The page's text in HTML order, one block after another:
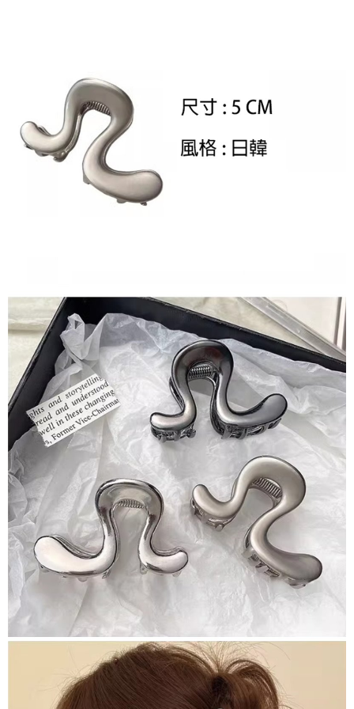
pesanan ditubuhkan, akan secara automatik dialihkan ke proses
transaksi Gogo, selepas pengesahan nombor telefon, pilih bilangan
ansuran yang diingini, tarikh akhir pembayaran, dan setelah
mengesahkan pembayaran, transaksi akan selesai.
3. Jumlah kelulusan sebenar, bilangan ansuran dan jumlah bayaran
adalah berdasarkan halaman pengesahan transaksi seterusnya.
4. Dalam masa 30 minit selepas pesanan ditubuhkan, jika tidak pergi
untuk mengesahkan transaksi atau jika tidak lulus semakan, pesanan
akan dibatalkan secara automatik. Jika terdapat situasi "pindah untuk
semakan khusus" yang tidak lulus, ini menunjukkan bahawa sistem
"Pembayaran Ansuran Gogo" akan menghantar SMS peringatan
pembayaran selepas tarikh penyelesaian bulanan.
2. Melalui pautan SMS untuk membuka bil, anda boleh memilih untuk
membayar melalui "Kod bar kedai serbaneka / Kedai rasmi Taiwan
Mobile / Pemindahan bank / Pembayaran J街口 / iPASS MONEY" dan
saluran lain.
【Nota Penting】
1. Perkhidmatan ini disediakan oleh "Taiwan Mobile Co., Ltd." untuk
membolehkan pengguna membeli produk atau perkhidmatan melalui
perkhidmatan ini semasa transaksi, dan kedai akan menyerahkan hak
tuntutan harga jual/beli ansuran kepada syarikat ini untuk membayar bil
menggunakan bil syarikat ini.
2. Berdasarkan tujuan kontrak persetujuan pembayaran menggunakan
"Pembayaran Ansuran Gogo", kedai akan memberikan maklumat peribadi
anda (termasuk nama, telefon atau alamat) kepada Taiwan Mobile untuk
pengumpulan, pemprosesan dan penggunaan, untuk pengesahan,
semakan dan pembetulan data yang diperlukan untuk bil ansuran oleh
Taiwan Mobile.
3. Sila baca syarat perkhidmatan pengguna secara lengkap melalui
pautan berikut: https://oppay.tw/userRule